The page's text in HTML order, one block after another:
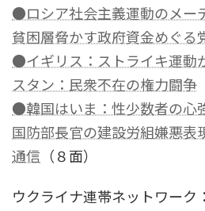
●ロシア社会主義運動のメー
貧困層脅かす政府資金めぐる
●イギリス：ストライキ運動
スタン：民衆不在の権力闘争
●韓国はいま：性少数者の心
国防部長官の建設労組嫌悪表
通信 （８面）
ウクライナ連帯ネットワーク